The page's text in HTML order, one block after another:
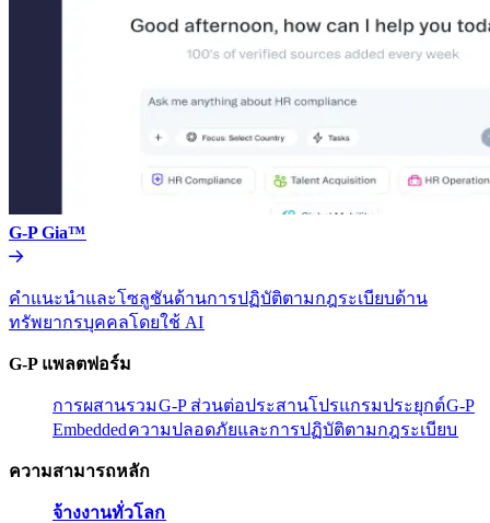
G-P Gia™​​
คำแนะนำและโซลูชันด้านการปฏิบัติตามกฎระเบียบด้าน
ทรัพยากรบุคคลโดยใช้ AI​​
G-P แพลตฟอร์ม​​
การผสานรวม​​G-P ส่วนต่อประสานโปรแกรมประยุกต์​​G-P
Embedded​​ความปลอดภัยและการปฏิบัติตามกฎระเบียบ​​
ความสามารถหลัก​​
จ้างงานทั่วโลก​​